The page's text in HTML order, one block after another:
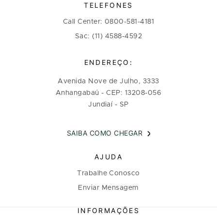
TELEFONES
Call Center: 0800-581-4181
Sac: (11) 4588-4592
ENDEREÇO:
Avenida Nove de Julho, 3333
Anhangabaú - CEP: 13208-056
Jundiaí - SP
SAIBA COMO CHEGAR
AJUDA
Trabalhe Conosco
Enviar Mensagem
INFORMAÇÕES